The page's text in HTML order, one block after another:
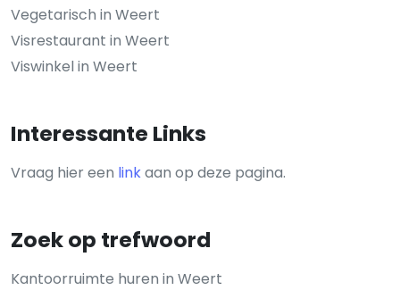
Vegetarisch in Weert
Visrestaurant in Weert
Viswinkel in Weert
Interessante Links
Vraag hier een linkaan op deze pagina.
Zoek op trefwoord
Kantoorruimte huren in Weert